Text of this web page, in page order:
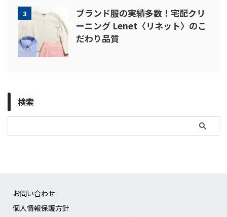
3
ブランド服の実績多数！宅配クリ
ーニング Lenet〈リネット〉のこ
だわり品質
検索
お問い合わせ
個人情報保護方針